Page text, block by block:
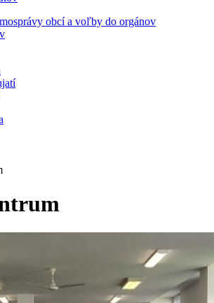
obcí a voľby do orgánov